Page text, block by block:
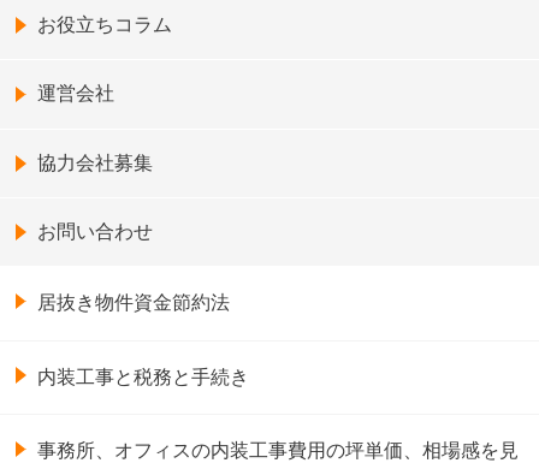
お役立ちコラム
運営会社
協力会社募集
お問い合わせ
居抜き物件資金節約法
内装工事と税務と手続き
事務所、オフィスの内装工事費用の坪単価、相場感を見